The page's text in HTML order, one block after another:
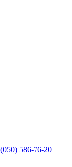
(050) 586-76-20